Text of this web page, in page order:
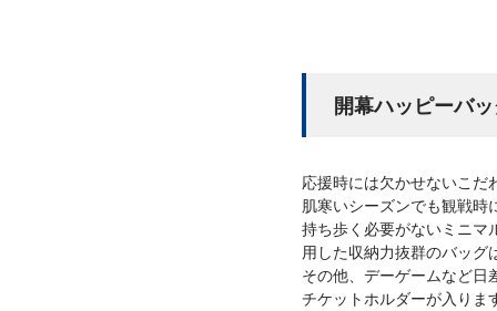
開幕ハッピーバ
応援時には欠かせないこだ
肌寒いシーズンでも観戦時
持ち歩く必要がないミニマ
用した収納力抜群のバッグ
その他、デーゲームなど日
チケットホルダーが入りま